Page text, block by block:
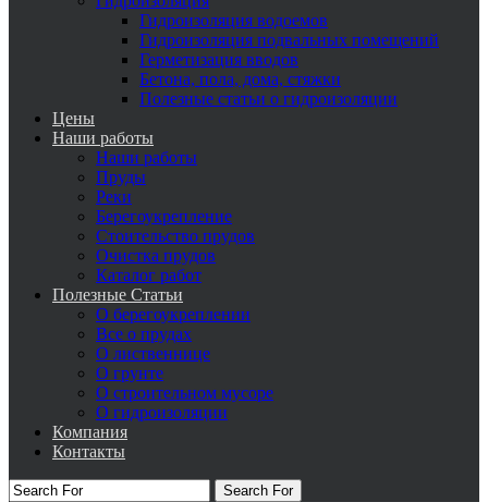
Гидроизоляция водоемов
Гидроизоляция подвальных помещений
Герметизация вводов
Бетона, пола, дома, стяжки
Полезные статьи о гидроизоляции
Цены
Наши работы
Наши работы
Пруды
Реки
Берегоукрепление
Стоительство прудов
Очистка прудов
Каталог работ
Полезные Статьи
О берегоукреплении
Все о прудах
О лиственнице
О грунте
О строительном мусоре
О гидроизоляции
Компания
Контакты
Search For